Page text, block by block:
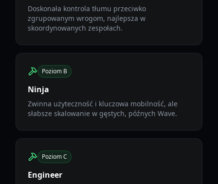
Doskonała kontrola tłumu przeciwko
zgrupowanym wrogom, najlepsza w
skoordynowanych zespołach.
Poziom B
Ninja
Zwinna użyteczność i kluczowa mobilność, ale
słabsze skalowanie w gęstych, późnych Wave.
Poziom C
Engineer